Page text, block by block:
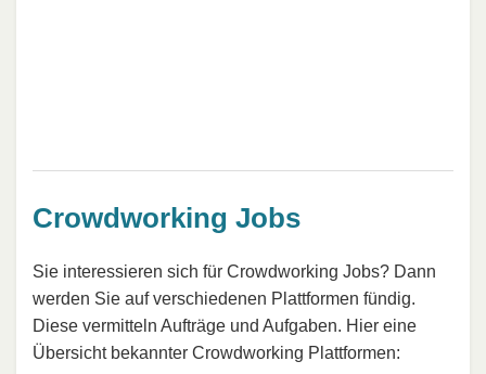
Crowdworking Jobs
Sie interessieren sich für Crowdworking Jobs? Dann
werden Sie auf verschiedenen Plattformen fündig.
Diese vermitteln Aufträge und Aufgaben. Hier eine
Übersicht bekannter Crowdworking Plattformen: